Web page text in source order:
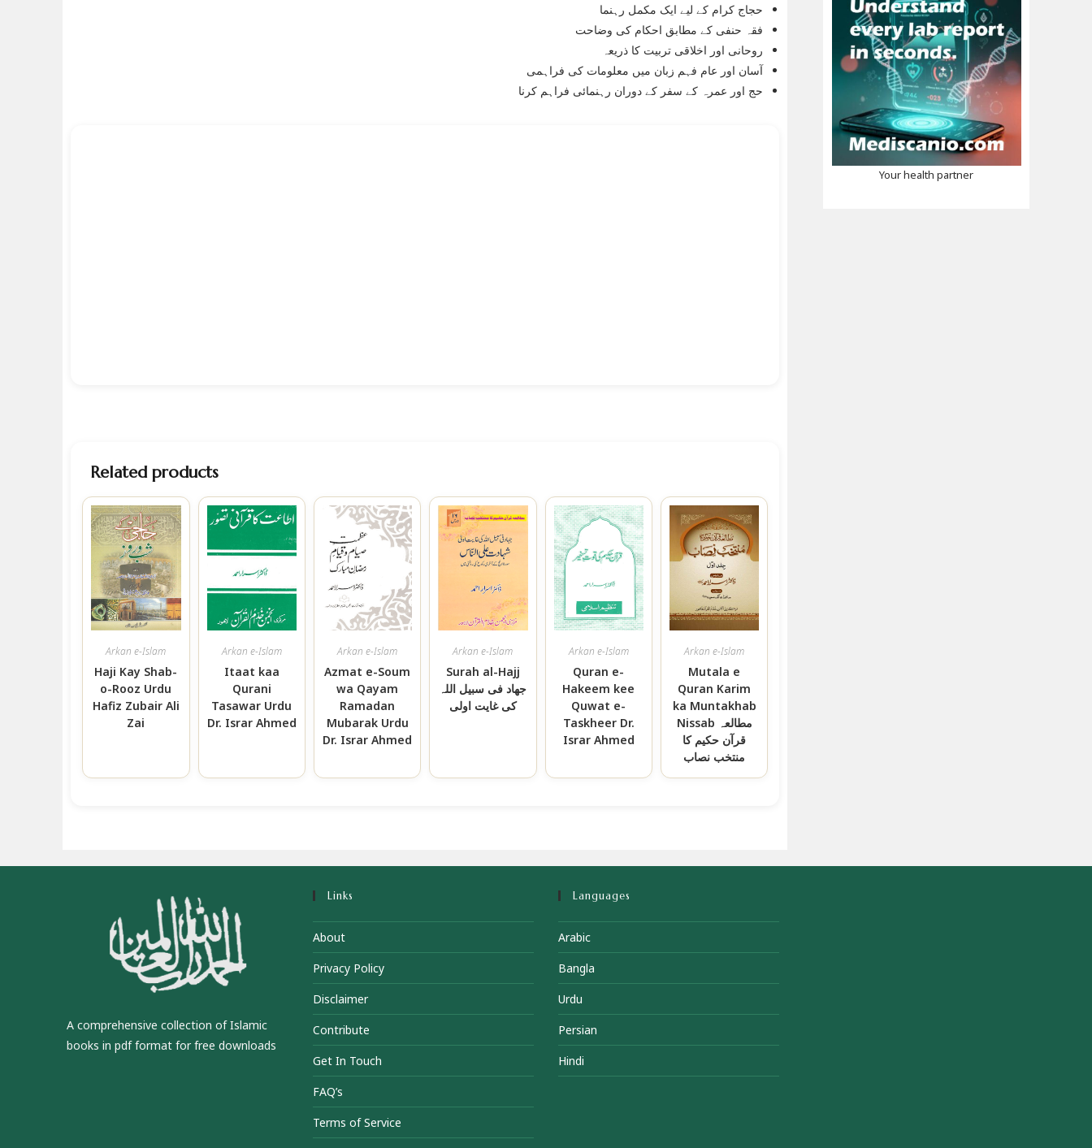
حجاج کرام کے لیے ایک مکمل رہنما
فقہ حنفی کے مطابق احکام کی وضاحت
روحانی اور اخلاقی تربیت کا ذریعہ
آسان اور عام فہم زبان میں معلومات کی فراہمی
حج اور عمرہ کے سفر کے دوران رہنمائی فراہم کرنا
Related products
Arkan e-Islam
Haji Kay Shab-
o-Rooz Urdu
Hafiz Zubair Ali
Zai
Arkan e-Islam
Itaat kaa
Qurani
Tasawar Urdu
Dr. Israr Ahmed
Arkan e-Islam
Azmat e-Soum
wa Qayam
Ramadan
Mubarak Urdu
Dr. Israr Ahmed
Arkan e-Islam
Surah al-Hajj
جھاد فی سبیل اللہ
کی غایت اولی
Arkan e-Islam
Quran e-
Hakeem kee
Quwat e-
Taskheer Dr.
Israr Ahmed
Arkan e-Islam
Mutala e
Quran Karim
ka Muntakhab
Nissab مطالعہ
قرآن حکیم کا
منتخب نصاب
Your health partner
A comprehensive collection of Islamic
books in pdf format for free downloads
Links
About
Privacy Policy
Disclaimer
Contribute
Get In Touch
FAQ’s
Terms of Service
Languages
Arabic
Bangla
Urdu
Persian
Hindi